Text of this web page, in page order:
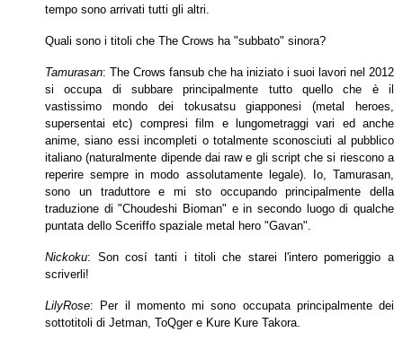
tempo sono arrivati tutti gli altri.
Quali sono i titoli che The Crows ha "subbato" sinora?
Tamurasan: The Crows fansub che ha iniziato i suoi lavori nel 2012
si occupa di subbare principalmente tutto quello che è il
vastissimo mondo dei tokusatsugiapponesi (metal heroes,
supersentai etc) compresi film e lungometraggi vari ed anche
anime, siano essi incompleti o totalmente sconosciuti al pubblico
italiano (naturalmente dipende dai raw e gli script che si riescono a
reperire sempre in modo assolutamente legale). Io, Tamurasan,
sono un traduttore e mi sto occupandoprincipalmente della
traduzione di "Choudeshi Bioman" e in secondo luogo di qualche
puntata dello Sceriffo spaziale metal hero "Gavan".
Nickoku: Son cosí tanti i titoli che starei l'intero pomeriggio a
scriverli!
LilyRose: Per il momento mi sono occupata principalmente dei
sottotitoli di Jetman, ToQger e Kure Kure Takora.